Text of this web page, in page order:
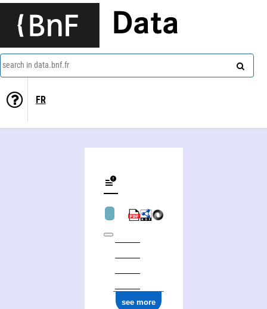
Data
search in data.bnf.fr
FR
see more